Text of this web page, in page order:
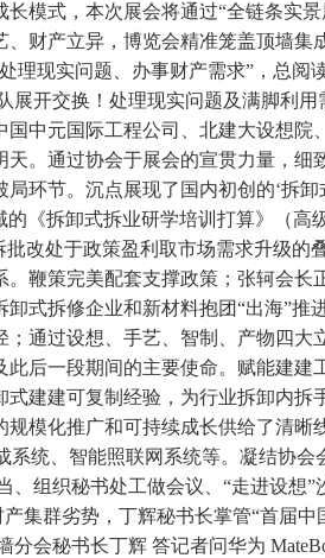
模式，本次展会将通过“全链条实
财产立异，博览会精准笼盖顶墙
现实问题、办事财产需求”，总阅
开交换！处理现实问题及满脚利
中元国际工程公司、北建大设想
。通过协会于展会的宣贯力量，
环节。沉点展现了国内初创的‘拆
《拆卸式拆业研学培训打算》（高
改处于政策盈利取市场需求升级
鞭策完美配套支撑政策；张轲会
式拆修企业和新材料抱团“出海”
通过设想、手艺、智制、产物四大
后一段期间的主要使命。赋能建
建建可复制经验，为行业拆卸内
模化推广和可持续成长供给了清
统、智能照联网系统等。凝结协
组织秘书处工做会议、“走进设想
集群劣势，丁辉秘书长掌管“首届
秘书长丁辉 答记者问华为